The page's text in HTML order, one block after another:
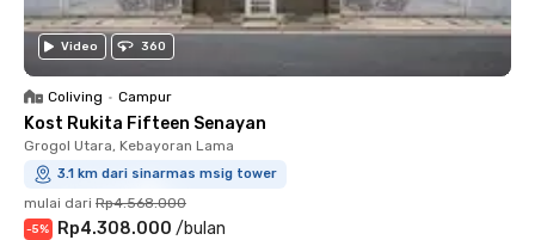
Video 360
Coliving • Campur
Kost Rukita Fifteen Senayan
Grogol Utara, Kebayoran Lama
3.1 km dari sinarmas msig tower
mulai dari Rp4.568.000
-5% Rp4.308.000 /bulan